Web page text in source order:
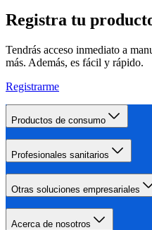
Registra tu
Tendrás acceso inmediato a
más. Además, es fácil y rápido.
Registrarme
Productos de consumo
Profesionales sanitarios
Otras soluciones empresariales
Acerca de nosotros